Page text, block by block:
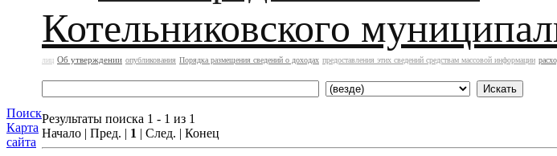
Поиск
Карта
сайта
Котельниковского
лиц Об утверждении опубликования Порядка размещения сведений о доходах предоставления этих сведений средствам массовой информации
Результаты поиска 1 - 1 из 1
Начало | Пред. | 1 | След. | Конец